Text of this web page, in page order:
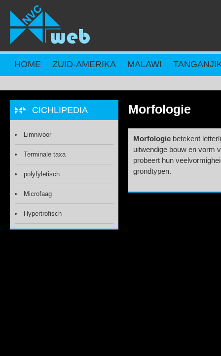
Overslaan en naar de inhoud gaan
HOME ZUID-AMERIKA MALAWI
Morfologie
Morfologie betekent
uitwendige bouw en vorm
probeert hun
grondtypen.
CICHLIPEDIA
Limnivoor
Terminale taxa
polyfyletisch
Microfaag
Hypertrofisch